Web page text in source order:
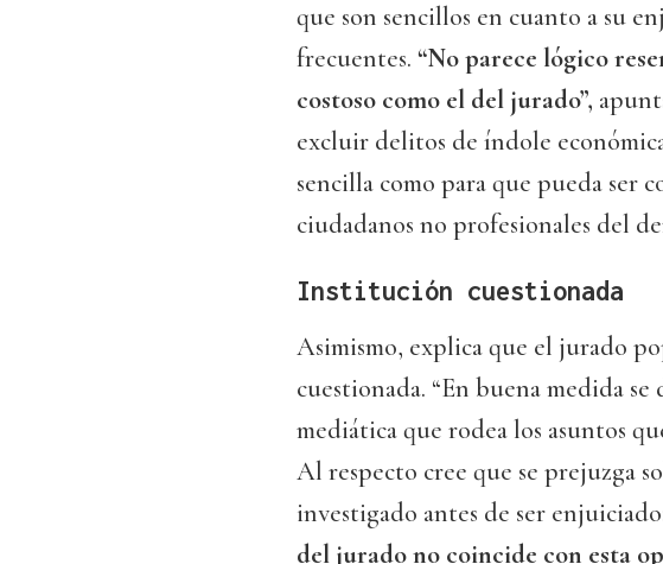
que son sencillos en cuanto a su
frecuentes. “No parece lógico
costoso como el del jurado”,
excluir delitos de índole
sencilla como para que pueda ser
ciudadanos no profesionales del
Institución cuestionada
Asimismo, explica que el jurado
cuestionada. “En buena medida
mediática que rodea los asuntos
Al respecto cree que se prejuzga
investigado antes de ser
del jurado no coincide con esta